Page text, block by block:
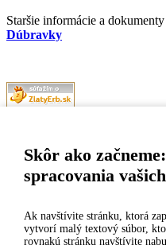
Skôr ako
spracovania
Ak navštívite stránku, ktorá
vytvorí malý textový súbor,
rovnakú stránku navštívite
Staršie informácie a dokumenty
Dúbravky
MESTSKÁ ČASŤ